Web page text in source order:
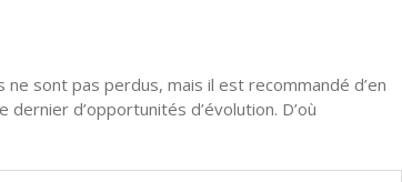
sont pas perdus, mais il est recommandé d’en
d’opportunités d’évolution. D’où